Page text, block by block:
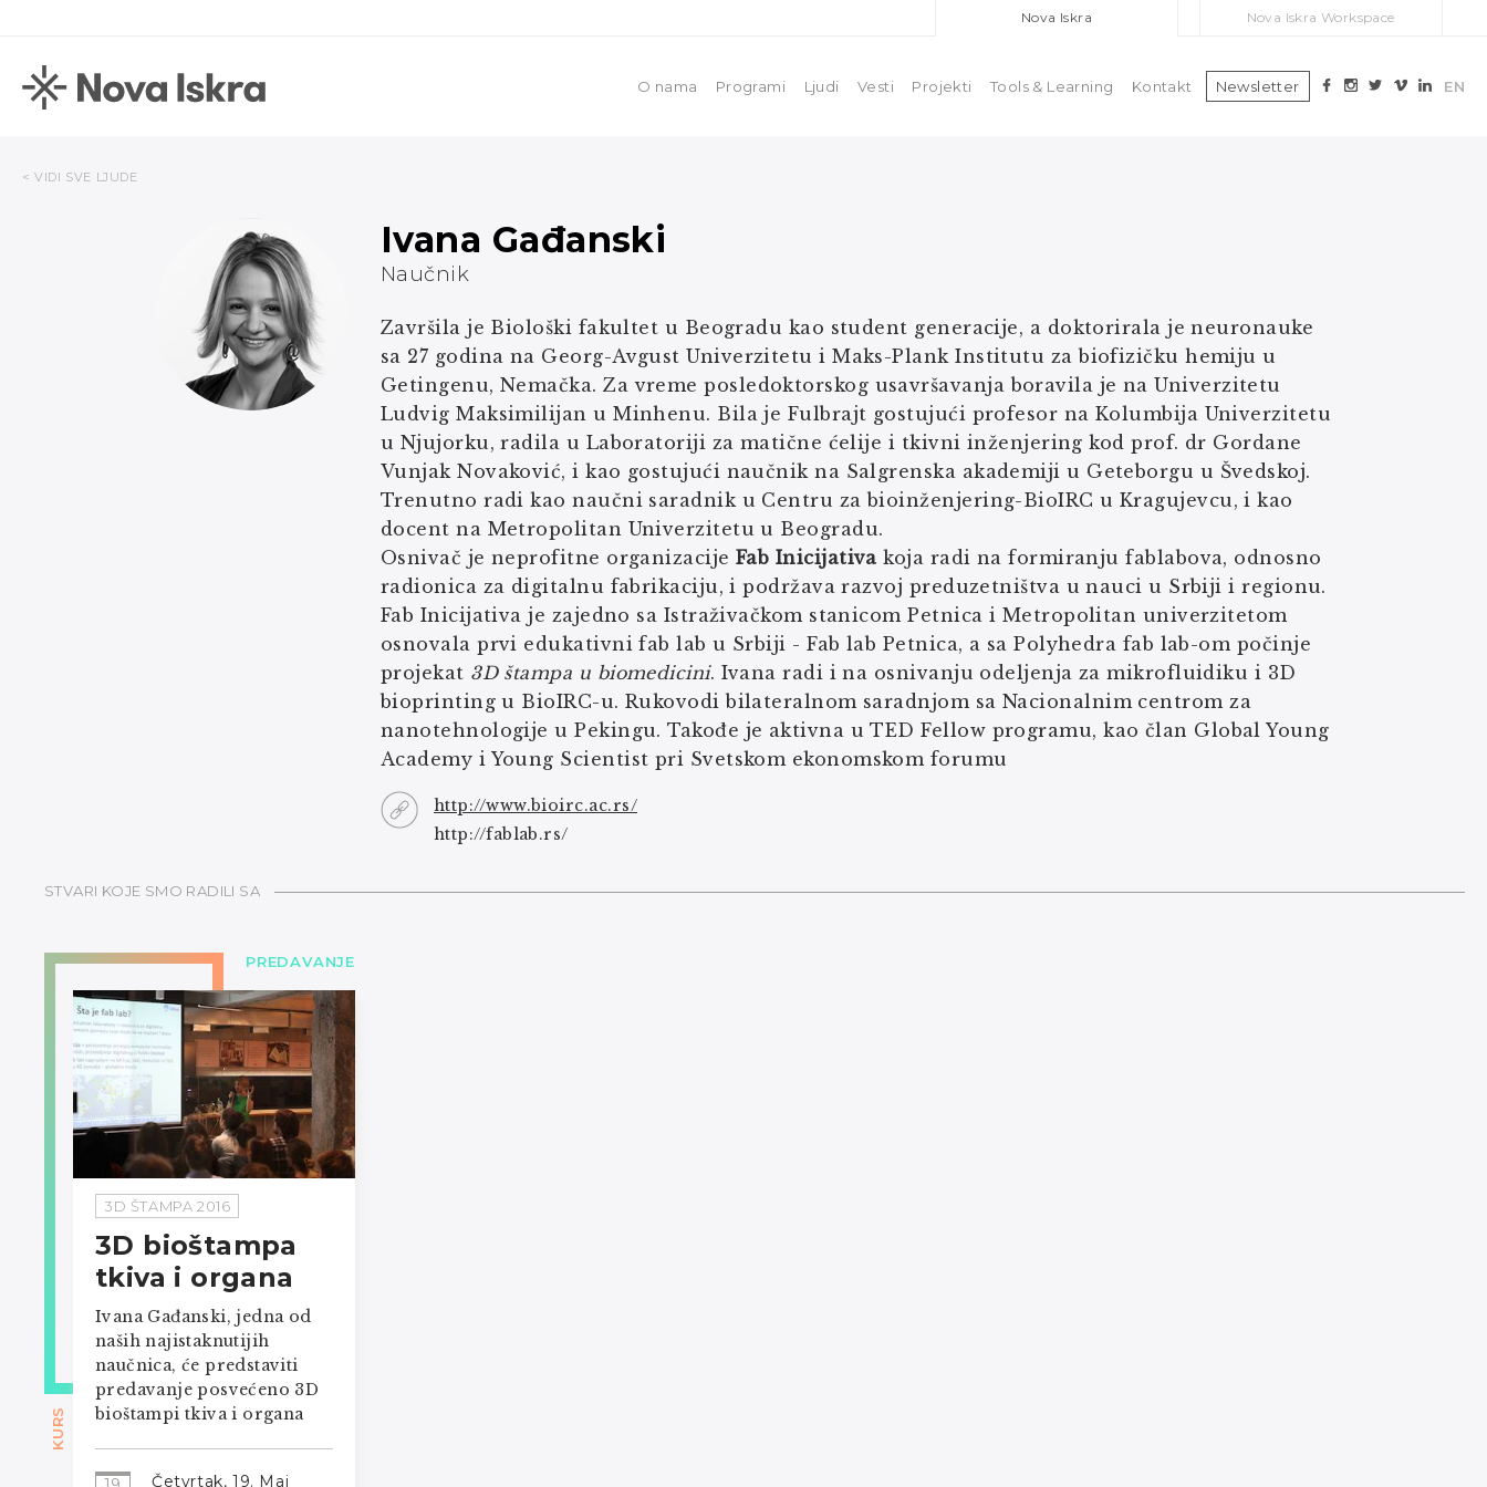
Nova Iskra Nova Iskra Workspace
O nama Programi Ljudi Vesti Projekti Tools & Learning Kontakt Newsletter EN
< VIDI SVE LJUDE
Ivana Gađanski
Naučnik
Završila je Biološki fakultet u Beogradu kao student generacije, a doktorirala je neuronauke
sa 27 godina na Georg-Avgust Univerzitetu i Maks-Plank Institutu za biofizičku hemiju u
Getingenu, Nemačka. Za vreme posledoktorskog usavršavanja boravila je na Univerzitetu
Ludvig Maksimilijan u Minhenu. Bila je Fulbrajt gostujući profesor na Kolumbija Univerzitetu
u Njujorku, radila u Laboratoriji za matične ćelije i tkivni inženjering kod prof. dr Gordane
Vunjak Novaković, i kao gostujući naučnik na Salgrenska akademiji u Geteborgu u Švedskoj.
Trenutno radi kao naučni saradnik u Centru za bioinženjering-BioIRC u Kragujevcu, i kao
docent na Metropolitan Univerzitetu u Beogradu.
Osnivač je neprofitne organizacijeFab Inicijativa koja radi na formiranju fablabova, odnosno
radionica za digitalnu fabrikaciju, i podržava razvoj preduzetništva u nauci u Srbiji i regionu.
Fab Inicijativa je zajedno sa Istraživačkom stanicom Petnica i Metropolitan univerzitetom
osnovala prvi edukativni fab lab u Srbiji - Fab lab Petnica, a sa Polyhedra fab lab-om počinje
projekat 3D štampa u biomedicini. Ivana radi i na osnivanju odeljenja za mikrofluidiku i 3D
bioprinting u BioIRC-u. Rukovodi bilateralnom saradnjom sa Nacionalnim centrom za
nanotehnologije u Pekingu. Takođe je aktivna u TED Fellow programu, kao član Global Young
Academy i Young Scientist pri Svetskom ekonomskom forumu
http://www.bioirc.ac.rs/
http://fablab.rs/
STVARI KOJE SMO RADILI SA
PREDAVANJE
KURS
3D ŠTAMPA 2016
3D bioštampa
tkiva i organa
Ivana Gađanski, jedna od
naših najistaknutijih
naučnica, će predstaviti
predavanje posvećeno 3D
bioštampi tkiva i organa
Četvrtak, 19. Maj